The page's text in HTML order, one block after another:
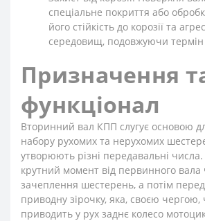
спеціальне покриття або
його стійкість до корозії та
середовищ, подовжуючи термін
Призначення
функціонал
Вторинний вал КПП слугує основою
набору рухомих та нерухомих
утворюють різні передавальні
крутний момент від первинного вала
зачеплення шестерень, а потім
приводну зірочку, яка, своєю
приводить у рух заднє колесо